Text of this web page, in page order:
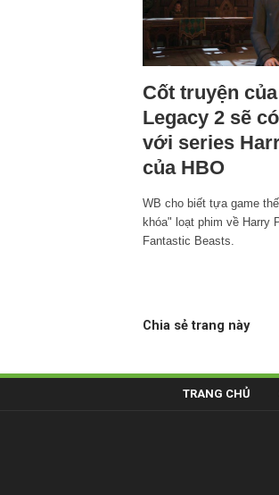
Cốt truyện
Legacy 2 sẽ
với series
của HBO
WB cho biết tựa game
khóa" loạt phim về Harry
Fantastic Beasts.
Chia sẻ trang này
TRANG CHỦ